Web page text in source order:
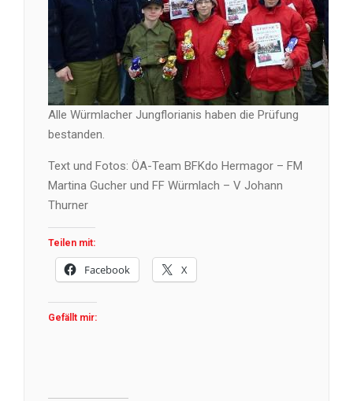
Alle Würmlacher Jungflorianis haben die Prüfung
bestanden.
Text und Fotos: ÖA-Team BFKdo Hermagor – FM
Martina Gucher und FF Würmlach – V Johann
Thurner
Teilen mit:
Facebook X
Gefällt mir: